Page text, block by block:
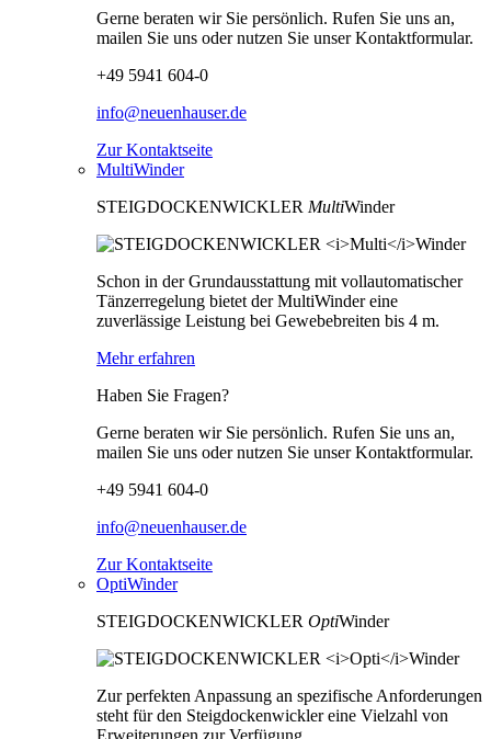
Gerne beraten wir Sie persönlich. Rufen Sie uns an,
mailen Sie uns oder nutzen Sie unser Kontaktformular.
+49 5941 604-0
info@neuenhauser.de
Zur Kontaktseite
MultiWinder
STEIGDOCKENWICKLER MultiWinder
Schon in der Grundausstattung mit vollautomatischer
Tänzerregelung bietet der MultiWinder eine
zuverlässige Leistung bei Gewebebreiten bis 4 m.
Mehr erfahren
Haben Sie Fragen?
Gerne beraten wir Sie persönlich. Rufen Sie uns an,
mailen Sie uns oder nutzen Sie unser Kontaktformular.
+49 5941 604-0
info@neuenhauser.de
Zur Kontaktseite
OptiWinder
STEIGDOCKENWICKLER OptiWinder
Zur perfekten Anpassung an spezifische Anforderungen
steht für den Steigdockenwickler eine Vielzahl von
Erweiterungen zur Verfügung.